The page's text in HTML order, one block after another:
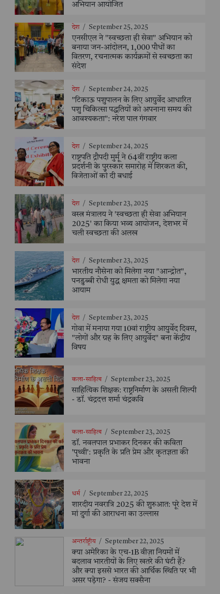
अभियान आयोजित
देश / September 25, 2025
एनसीएल ने "स्वच्छता ही सेवा" अभियान को
बनाया जन-आंदोलन, 1,000 पौधों का
वितरण, रचनात्मक कार्यक्रमों से स्वच्छता का
संदेश
देश / September 24, 2025
"टिकाऊ पशुपालन के लिए आयुर्वेद आधारित
पशु चिकित्सा पद्धतियों को अपनाना समय की
आवश्यकता": नरेश पाल गंगवार
देश / September 24, 2025
राष्ट्रपति द्रौपदी मुर्मू ने 64वीं राष्ट्रीय कला
प्रदर्शनी के पुरस्कार समारोह में शिरकत की,
विजेताओं को दी बधाई
देश / September 23, 2025
वस्त्र मंत्रालय ने 'स्वच्छता ही सेवा अभियान
2025' का किया भव्य आयोजन, देशभर में
चली स्वच्छता की अलख
देश / September 23, 2025
भारतीय नौसेना को मिलेगा नया "आन्द्रोत",
पनडुब्बी रोधी युद्ध क्षमता को मिलेगा नया
आयाम
देश / September 23, 2025
गोवा में मनाया गया 10वां राष्ट्रीय आयुर्वेद दिवस,
"लोगों और ग्रह के लिए आयुर्वेद" बना केंद्रीय
विषय
कला-साहित्य / September 23, 2025
साहित्यिक शिक्षक: राष्ट्रनिर्माण के असली शिल्पी
- डॉ. चंद्रदत्त शर्मा चंद्रकवि
कला-साहित्य / September 23, 2025
डॉ. नवलपाल प्रभाकर दिनकर की कविता
'पृथ्वी': प्रकृति के प्रति प्रेम और कृतज्ञता की
भावना
धर्म / September 22, 2025
शारदीय नवरात्रि 2025 की शुरुआत: पूरे देश में
मां दुर्गा की आराधना का उल्लास
अन्तर्राष्ट्रीय / September 22, 2025
क्या अमेरिका के एच-1B वीज़ा नियमों में
बदलाव भारतीयों के लिए खतरे की घंटी हैं?
और क्या इससे भारत की आर्थिक स्थिति पर भी
असर पड़ेगा? - संजय सक्सैना